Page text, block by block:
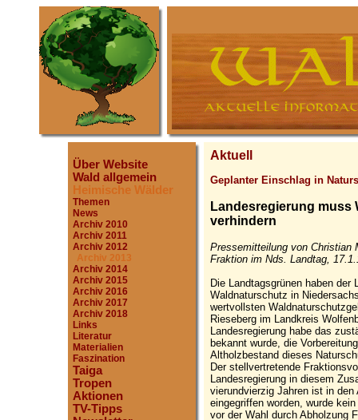
Über Website
Wald allgemein
Heimische Wälder
Themen
News
Archiv 2010
Archiv 2011
Archiv 2012
Archiv 2013
Archiv 2014
Archiv 2015
Archiv 2016
Archiv 2017
Archiv 2018
Links
Literatur
Materialien
Faszination
Taiga
Tropen
Aktionen
TV-Tipps
Aktuell
Geplanter Einschlag in
Landesregierung muss
verhindern
Pressemitteilung von Christian
Fraktion im Nds. Landtag,
Die Landtagsgrünen haben der
Waldnaturschutz in
wertvollsten
Rieseberg im Landkreis
Landesregierung habe das
bekannt wurde, die
Altholzbestand dieses
Der stellvertretende
Landesregierung in diesem
vierundvierzig Jahren ist in
eingegriffen worden, wurde
vor der Wahl durch Abholzung